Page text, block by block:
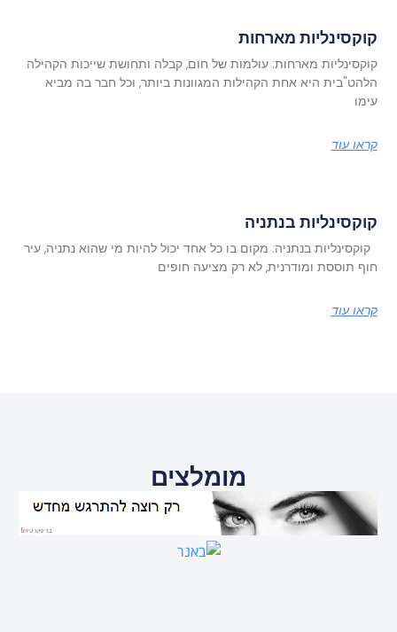
קוקסינליות מארחות
קוקסינליות מארחות: עולמות של חום, קבלה ותחושת שייכות הקהילה
הלהט"בית היא אחת הקהילות המגוונות ביותר, וכל חבר בה מביא
עימו
קראו עוד
קוקסינליות בנתניה
קוקסינליות בנתניה: מקום בו כל אחד יכול להיות מי שהוא נתניה, עיר
חוף תוססת ומודרנית, לא רק מציעה חופים
קראו עוד
מומלצים